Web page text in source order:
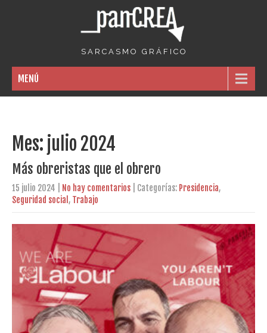
S A R C A S M O G R Á F I C O
MENÚ
Mes: julio 2024
Más obreristas que el obrero
15 julio 2024 No hay comentarios | Categorías: Presidencia,
Seguridad social , Trabajo